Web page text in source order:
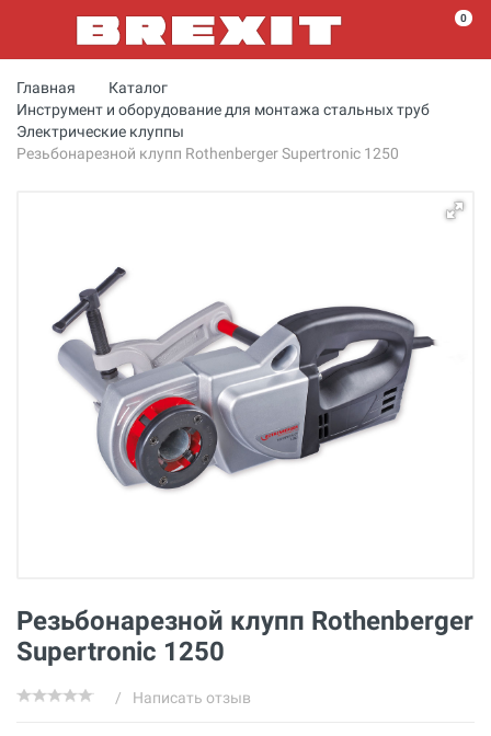
0
Главная
Каталог
Инструмент и оборудование для монтажа стальных труб
Электрические клуппы
Резьбонарезной клупп Rothenberger Supertronic 1250
Резьбонарезной клупп Rothenberger
Supertronic 1250
/ Написать отзыв